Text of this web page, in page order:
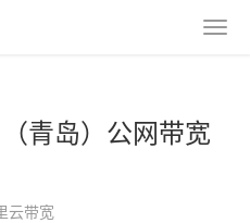
青岛）公网带宽
云带宽